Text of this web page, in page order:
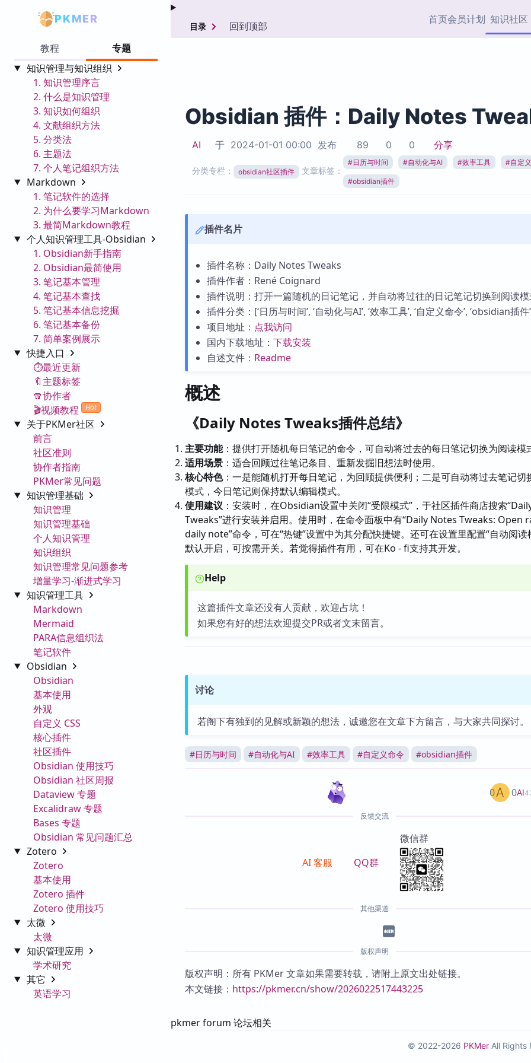
PKMER 首页会员计划 知识社区
协作者
热门链接 Top5
加速访问 Obsidian 官方
市场
Zotero 插件
插件
教程
专题
知识管理与知识组织
1. 知识管理序言
2. 什么是知识管理
3. 知识如何组织
4. 文献组织方法
5. 分类法
6. 主题法
7. 个人笔记组织方法
Markdown
1. 笔记软件的选择
2. 为什么要学习Markdown
3. 最简Markdown教程
个人知识管理工具-Obsidian
1. Obsidian新手指南
2. Obsidian最简使用
3. 笔记基本管理
4. 笔记基本查找
5. 笔记基本信息挖掘
6. 笔记基本备份
7. 简单案例展示
快捷入口
⏱️最近更新
🔖主题标签
🧣协作者
🎬视频教程
Hot
关于PKMer社区
前言
社区准则
协作者指南
PKMer常见问题
知识管理基础
知识管理
知识管理基础
个人知识管理
知识组织
知识管理常见问题参考
增量学习-渐进式学习
知识管理工具
Markdown
Mermaid
PARA信息组织法
笔记软件
Obsidian
Obsidian
基本使用
外观
自定义 CSS
核心插件
社区插件
Obsidian 使用技巧
Obsidian 社区周报
Dataview 专题
Excalidraw 专题
Bases 专题
Obsidian 常见问题汇总
Zotero
Zotero
基本使用
Zotero 插件
Zotero 使用技巧
太微
太微
知识管理应用
学术研究
其它
英语学习
目录 回到顶部
Obsidian 插件：Daily Notes
AI 于 2024-01-01 00:00 发布 89 0 0 分享
分类专栏： obsidian社区插件 文章标签：
#日历与时间 #自动化与AI #效率工具 #自定
#obsidian插件
插件名片
插件名称：Daily Notes Tweaks
插件作者：René Coignard
插件说明：打开一篇随机的日记笔记，并自动将过往的日记笔记切换到阅读模
插件分类：[‘日历与时间’, ‘自动化与AI’, ‘效率工具’, ‘自定义命令’, ‘obsidian插件
项目地址： 点我访问
国内下载地址： 下载安装
自述文件： Readme
概述
《Daily Notes Tweaks插件总结》
主要功能：提供打开随机每日笔记的命令，可自动将过去的每日笔记切换为阅读模
适用场景 ：适合回顾过往笔记条目、重新发掘旧想法时使用。
核心特色：一是能随机打开每日笔记，为回顾提供便利；二是可自动将过去笔记切
模式，今日笔记则保持默认编辑模式。
使用建议 ：安装时，在Obsidian设置中关闭“受限模式”，于社区插件商店搜索
Tweaks”进行安装并启用。使用时，在命令面板中有“Daily Notes Tweaks: Open
daily note”命令，可在“热键”设置中为其分配快捷键。还可在设置里配置“自动阅读
默认开启，可按需开关。若觉得插件有用，可在Ko - fi支持其开发。
Help
这篇插件文章还没有人贡献，欢迎占坑！
如果您有好的想法欢迎提交PR或者文末留言。
讨论
若阁下有独到的见解或新颖的想法，诚邀您在文章下方留言，与大家共同探讨。
#日历与时间 #自动化与AI #效率工具 #自定义命令 #obsidian插件
AI
0 0
反馈交流
AI 客服 QQ群
微信群
其他渠道
版权声明
版权声明：所有 PKMer 文章如果需要转载，请附上原文出处链接。
本文链接： https://pkmer.cn/show/2026022517443225
pkmer forum 论坛相关
© 2022-2026 PKMer All